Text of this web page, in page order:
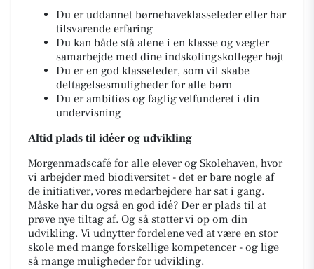
Du er uddannet børnehaveklasseleder eller har
tilsvarende erfaring
Du kan både stå alene i en klasse og vægter
samarbejde med dine indskolingskolleger højt
Du er en god klasseleder, som vil skabe
deltagelsesmuligheder for alle børn
Du er ambitiøs og faglig velfunderet i din
undervisning
Altid plads til idéer og udvikling
Morgenmadscafé for alle elever og Skolehaven, hvor
vi arbejder med biodiversitet - det er bare nogle af
de initiativer, vores medarbejdere har sat i gang.
Måske har du også en god idé? Der er plads til at
prøve nye tiltag af. Og så støtter vi op om din
udvikling. Vi udnytter fordelene ved at være en stor
skole med mange forskellige kompetencer - og lige
så mange muligheder for udvikling.